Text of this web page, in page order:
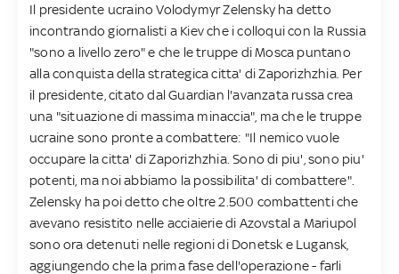
Il presidente ucraino Volodymyr Zelensky ha detto
incontrando giornalisti a Kiev che i colloqui con la Russia
"sono a livello zero" e che le truppe di Mosca puntano
alla conquista della strategica citta' di Zaporizhzhia. Per
il presidente, citato dal Guardian l'avanzata russa crea
una "situazione di massima minaccia", ma che le truppe
ucraine sono pronte a combattere: "Il nemico vuole
occupare la citta' di Zaporizhzhia. Sono di piu', sono piu'
potenti, ma noi abbiamo la possibilita' di combattere".
Zelensky ha poi detto che oltre 2.500 combattenti che
avevano resistito nelle acciaierie di Azovstal a Mariupol
sono ora detenuti nelle regioni di Donetsk e Lugansk,
aggiungendo che la prima fase dell'operazione - farli